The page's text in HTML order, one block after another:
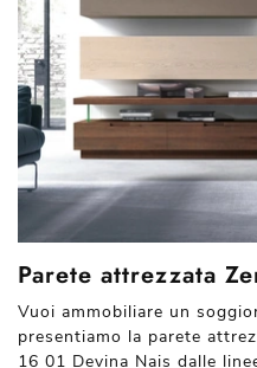
Parete attrezzata
Vuoi ammobiliare un
presentiamo la parete
16 01 Devina Nais dalle